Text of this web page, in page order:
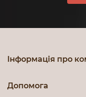
Інформація про
Допомога